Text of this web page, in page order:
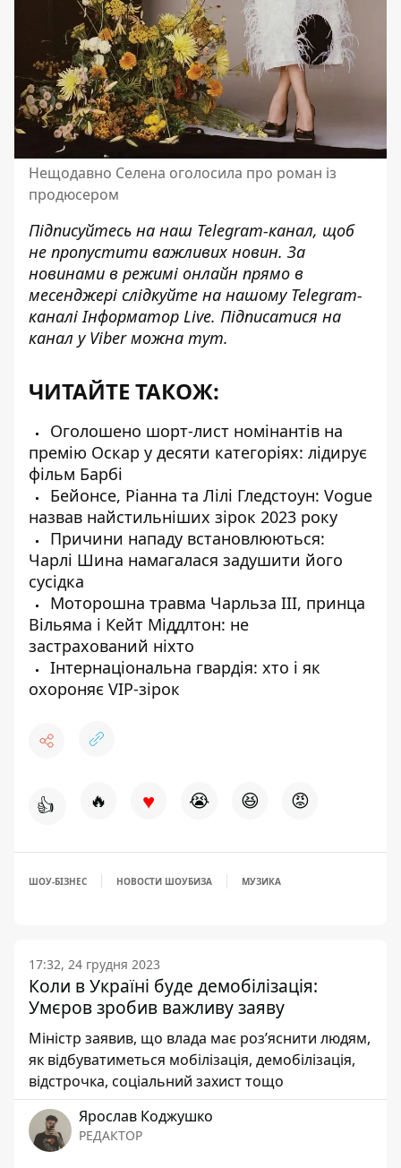
Нещодавно Селена оголосила про роман із
продюсером
Підписуйтесь на наш Telegram-канал, щоб
не пропустити важливих новин. За
новинами в режимі онлайн прямо в
месенджері слідкуйте на нашому Telegram-
каналіІнформатор Live. Підписатися на
канал у Viber можна тут.
ЧИТАЙТЕ ТАКОЖ:
Оголошено шорт-лист номінантів на
премію Оскар у десяти категоріях: лідирує
фільм Барбі
Бейонсе, Ріанна та Лілі Гледстоун: Vogue
назвав найстильніших зірок 2023 року
Причини нападу встановлюються:
Чарлі Шина намагалася задушити його
сусідка
Моторошна травма Чарльза III, принца
Вільяма і Кейт Міддлтон: не
застрахований ніхто
Інтернаціональна гвардія: хто і як
охороняє VIP-зірок
👍 🔥 ♥ 😭 😆 😡
ШОУ-БІЗНЕС НОВОСТИ ШОУБИЗА МУЗИКА
17:32, 24 грудня 2023
Коли в Україні буде демобілізація:
Умєров зробив важливу заяву
Міністр заявив, що влада має роз’яснити людям,
як відбуватиметься мобілізація, демобілізація,
відстрочка, соціальний захист тощо
Ярослав Коджушко
РЕДАКТОР